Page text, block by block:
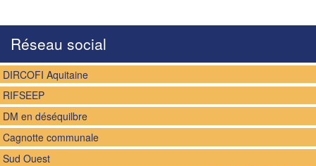
Réseau social
DIRCOFI Aquitaine
RIFSEEP
DM en déséquilbre
Cagnotte communale
Sud Ouest